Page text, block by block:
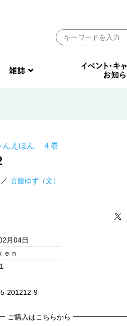
んえほん ４巻
古藤ゆず（文）
月04日
ｅｎ
201212-9
ご購入はこちらから